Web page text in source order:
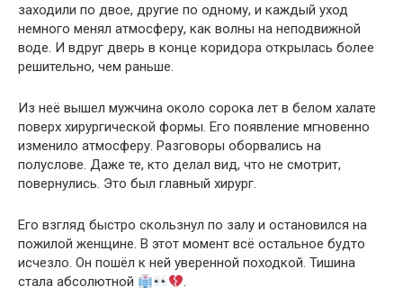
заходили по двое, другие по одному, и каждый уход
немного менял атмосферу, как волны на неподвижной
воде. И вдруг дверь в конце коридора открылась более
решительно, чем раньше.
Из неё вышел мужчина около сорока лет в белом халате
поверх хирургической формы. Его появление мгновенно
изменило атмосферу. Разговоры оборвались на
полуслове. Даже те, кто делал вид, что не смотрит,
повернулись. Это был главный хирург.
Его взгляд быстро скользнул по залу и остановился на
пожилой женщине. В этот момент всё остальное будто
исчезло. Он пошёл к ней уверенной походкой. Тишина
стала абсолютной
.